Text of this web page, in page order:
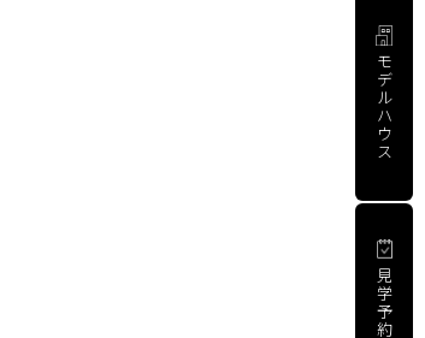
モ
デ
ル
ハ
ウ
ス
見
学
予
約